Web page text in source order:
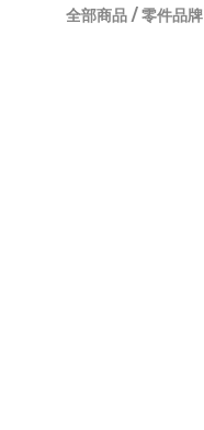
全部商品 /零件品牌